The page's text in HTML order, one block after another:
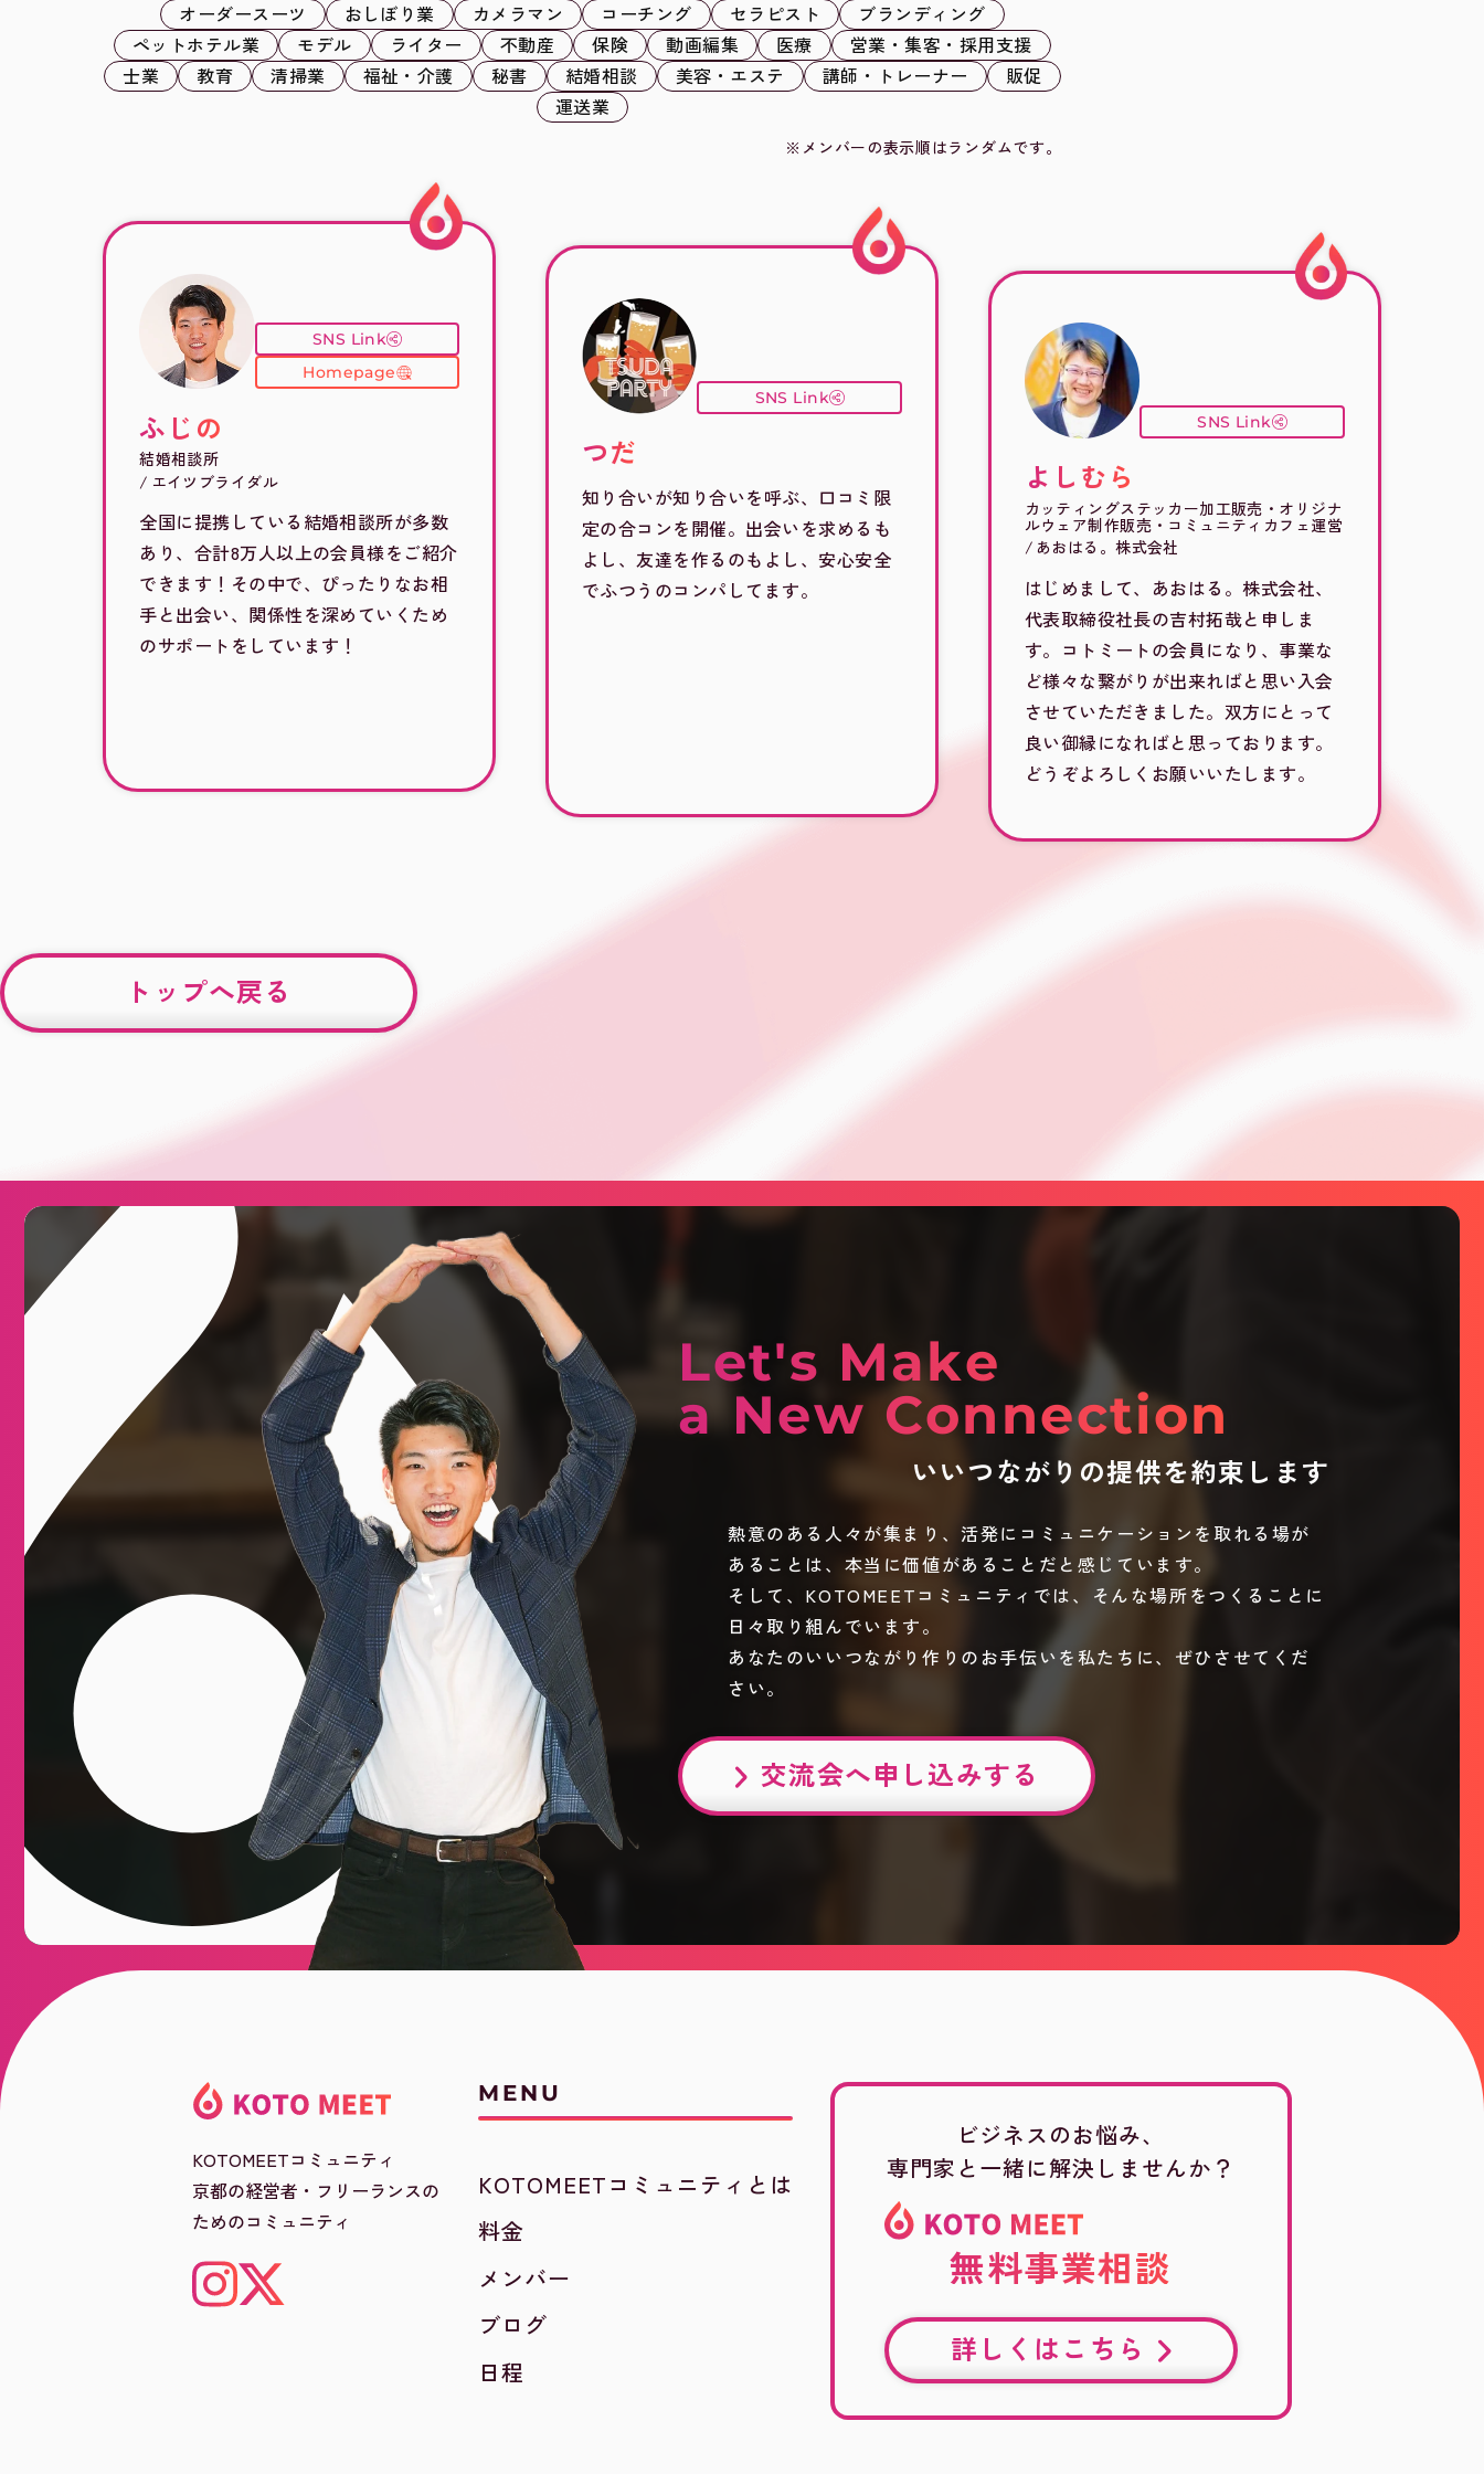
オーダースーツ おしぼり業 カメラマン コーチング セラピスト
ブランディング
ペットホテル業
モデル ライター 不動産 保険 動画編集 医療
営業・集客・採用支援
士業
教育 清掃業 福祉・介護 秘書 結婚相談 美容・エステ 講師・トレーナー
販促
運送業
※メンバーの表示順はランダムです。
SNS Link
Homepage
ふじの
結婚相談所
エイツブライダル
全国に提携している結婚相談所が多数
あり、合計8万人以上の会員様をご紹介
できます！その中で、ぴったりなお相
手と出会い、関係性を深めていくため
のサポートをしています！
SNS Link
つだ
知り合いが知り合いを呼ぶ、口コミ限
定の合コンを開催。出会いを求めるも
よし、友達を作るのもよし、安心安全
でふつうのコンパしてます。
SNS Link
よしむら
カッティングステッカー加工販売・オリジナ
ルウェア制作販売・コミュニティカフェ運営
あおはる。株式会社
はじめまして、あおはる。株式会社、
代表取締役社長の吉村拓哉と申しま
す。コトミートの会員になり、事業な
ど様々な繋がりが出来ればと思い入会
させていただきました。双方にとって
良い御縁になればと思っております。
どうぞよろしくお願いいたします。
トップへ戻る
Let's Make
a New Connection
いいつながりの提供を約束します
熱意のある人々が集まり、活発にコミュニケーションを取れる場が
あることは、本当に価値があることだと感じています。
そして、KOTOMEETコミュニティでは、そんな場所をつくることに
日々取り組んでいます。
あなたのいいつながり作りのお手伝いを私たちに、ぜひさせてくだ
さい。
交流会へ申し込みする
KOTOMEETコミュニティ
京都の経営者・フリーランスの
ためのコミュニティ
MENU
KOTOMEETコミュニティとは
料金
メンバー
ブログ
日程
ビジネスのお悩み、
専門家と一緒に解決しませんか？
無料事業相談
詳しくはこちら